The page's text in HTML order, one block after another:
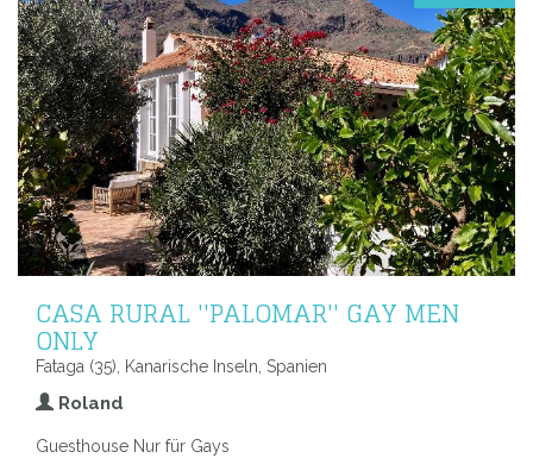
CASA RURAL ''PALOMAR'' GAY MEN
ONLY
Fataga (35), Kanarische Inseln, Spanien
Roland
Guesthouse Nur für Gays